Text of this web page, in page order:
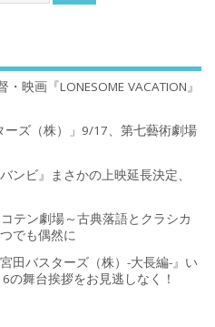
映画『LONESOME VACATION』
ーズ（株）」9/17、第七藝術劇場
ンビ』まさかの上映延長決定、
テン劇場～古典落語とクラシカ
でも偶然に
田バスターズ（株）-大長編-』い
の舞台挨拶をお見逃しなく！